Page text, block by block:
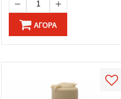
ΑΓΟΡΆ